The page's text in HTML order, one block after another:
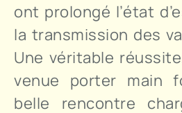
ont prolongé l’état
la transmission des
Une véritable
venue porter main
belle rencontre